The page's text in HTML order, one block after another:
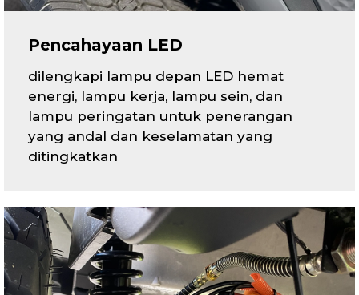
Pencahayaan LED
dilengkapi lampu depan LED hemat
energi, lampu kerja, lampu sein, dan
lampu peringatan untuk penerangan
yang andal dan keselamatan yang
ditingkatkan